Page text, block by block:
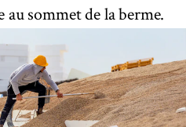
sommet de la berme.